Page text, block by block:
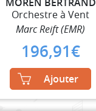
Orchestre à Vent
Marc Reift (EMR)
196,91€
Ajouter